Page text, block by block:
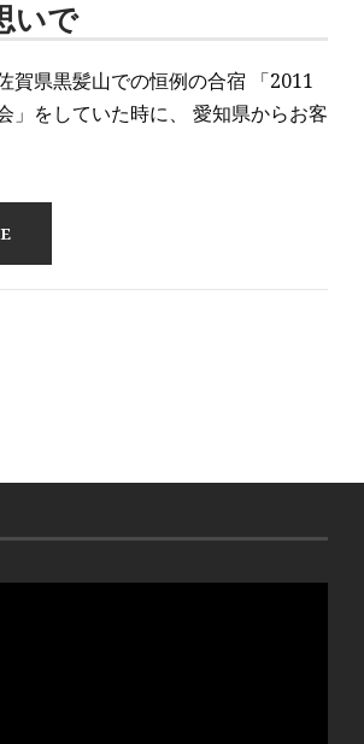
いで
賀県黒髪山での恒例の合宿 「2011
」をしていた時に、 愛知県からお客